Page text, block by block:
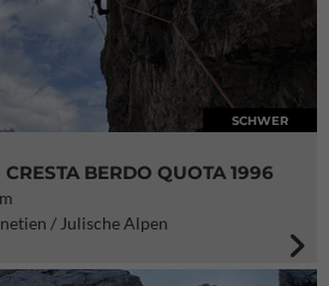
SCHWER
BERDO QUOTA 1996
/ Julische Alpen